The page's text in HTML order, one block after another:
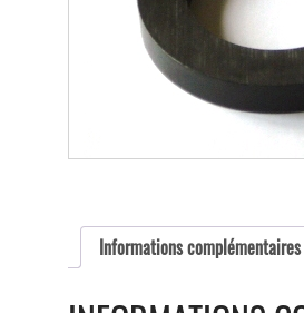
Informations complémentaires